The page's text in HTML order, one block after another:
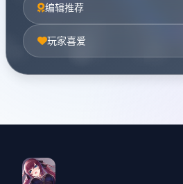
编辑推荐
玩家喜爱